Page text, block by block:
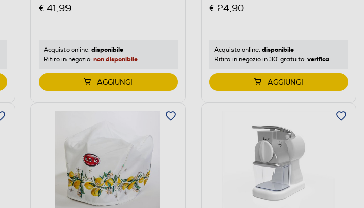
€ 41,99
Acquisto online: disponibile
Ritiro in negozio: non disponibile
AGGIUNGI
€ 24,90
Acquisto online: disponibile
Ritiro in negozio in 30' gratuito: verifica
AGGIUNGI